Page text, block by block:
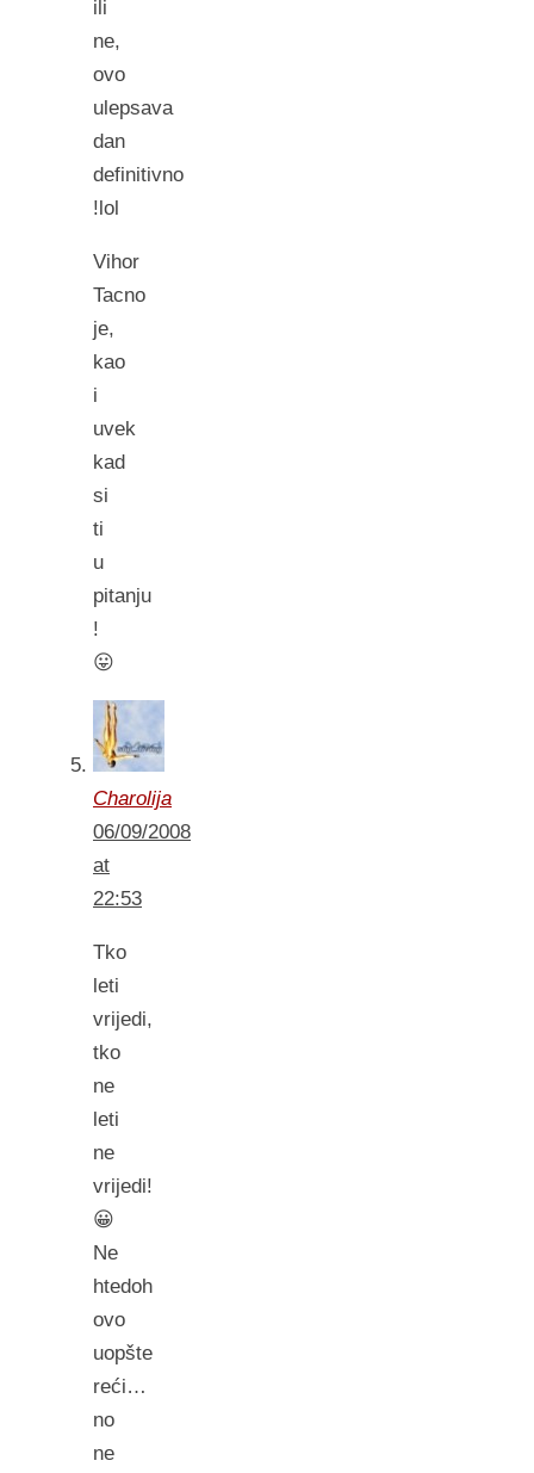
ili
ne,
ovo
ulepsava
dan
definitivno
!lol
Vihor
Tacno
je,
kao
i
uvek
kad
si
ti
u
pitanju
!
😛
Charolija
06/09/2008
at
22:53
Tko
leti
vrijedi,
tko
ne
leti
ne
vrijedi!
😀
Ne
htedoh
ovo
uopšte
reći…
no
ne